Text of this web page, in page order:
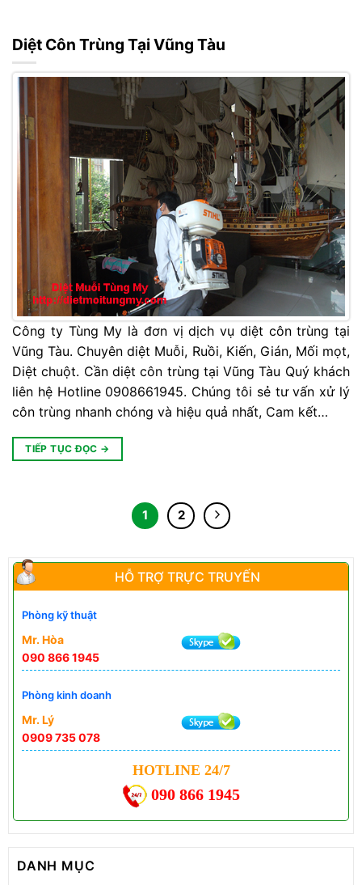
HỖ TRỢ TRỰC TRUYẾN
Phòng kỹ thuật
Mr. Hòa
090 866 1945
Phòng kinh doanh
Mr. Lý
0909 735 078
HOTLINE 24/7
090 866 1945
DANH MỤC
Diệt Côn Trùng Tại Vũng Tàu
Công ty Tùng My là đơn vị dịch vụ diệt côn trùng tại
Vũng Tàu. Chuyên diệt Muỗi, Ruồi, Kiến, Gián, Mối mọt,
Diệt chuột. Cần diệt côn trùng tại Vũng Tàu Quý khách
liên hệ Hotline 0908661945. Chúng tôi sẻ tư vấn xử lý
côn trùng nhanh chóng và hiệu quả nhất, Cam kết…
TIẾP TỤC ĐỌC →
1 2